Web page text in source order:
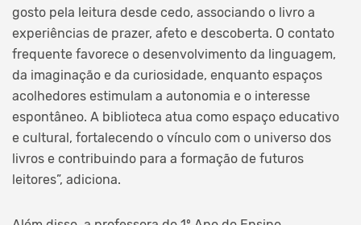
gosto pela leitura desde cedo, associando o livro a
experiências de prazer, afeto e descoberta. O contato
frequente favorece o desenvolvimento da linguagem,
da imaginação e da curiosidade, enquanto espaços
acolhedores estimulam a autonomia e o interesse
espontâneo. A biblioteca atua como espaço educativo
e cultural, fortalecendo o vínculo com o universo dos
livros e contribuindo para a formação de futuros
leitores”, adiciona.